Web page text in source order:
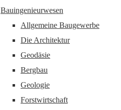
Bauingenieurwesen
Allgemeine Baugewerbe
Die Architektur
Geodäsie
Bergbau
Geologie
Forstwirtschaft